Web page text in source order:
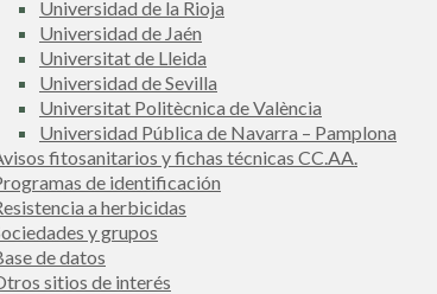
Universidad de la Rioja
Universidad de Jaén
Universitat de Lleida
Universidad de Sevilla
Universitat Politècnica de València
Universidad Pública de Navarra – Pamplona
fitosanitarios y fichas técnicas CC.AA.
de identificación
a herbicidas
y grupos
de datos
sitios de interés